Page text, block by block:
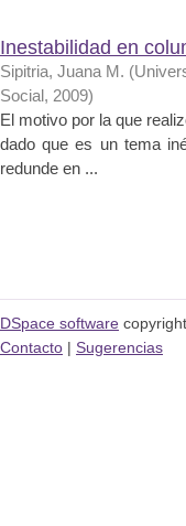
Inestabilidad en
Sipitria, Juana M. (
Social, 2009)
El motivo por la que
dado que es un tema
redunde en ...
DSpace software
Contacto | Sugerencias